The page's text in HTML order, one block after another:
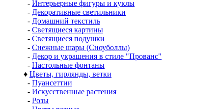
- Интерьерные фигуры и куклы
- Декоративные светильники
- Домашний текстиль
- Светящиеся картины
- Светящиеся подушки
- Снежные шары (Сноуболлы)
- Декор и украшения в стиле "Прованс"
- Настольные фонтаны
♦ Цветы, гирлянды, ветки
- Пуансеттии
- Искусственные растения
- Розы